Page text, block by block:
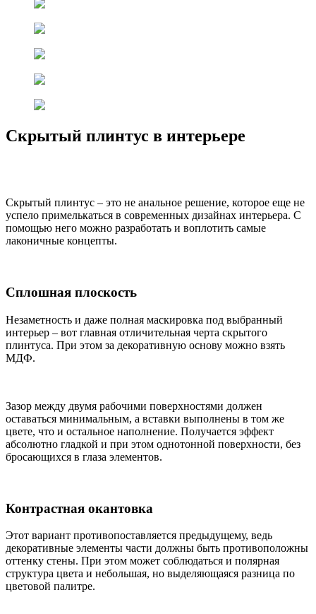
Скрытый плинтус в интерьере
Скрытый плинтус – это не анальное решение, которое еще не
успело примелькаться в современных дизайнах интерьера. С
помощью него можно разработать и воплотить самые
лаконичные концепты.
Сплошная плоскость
Незаметность и даже полная маскировка под выбранный
интерьер – вот главная отличительная черта скрытого
плинтуса. При этом за декоративную основу можно взять
МДФ.
Зазор между двумя рабочими поверхностями должен
оставаться минимальным, а вставки выполнены в том же
цвете, что и остальное наполнение. Получается эффект
абсолютно гладкой и при этом однотонной поверхности, без
бросающихся в глаза элементов.
Контрастная окантовка
Этот вариант противопоставляется предыдущему, ведь
декоративные элементы части должны быть противоположны
оттенку стены. При этом может соблюдаться и полярная
структура цвета и небольшая, но выделяющаяся разница по
цветовой палитре.